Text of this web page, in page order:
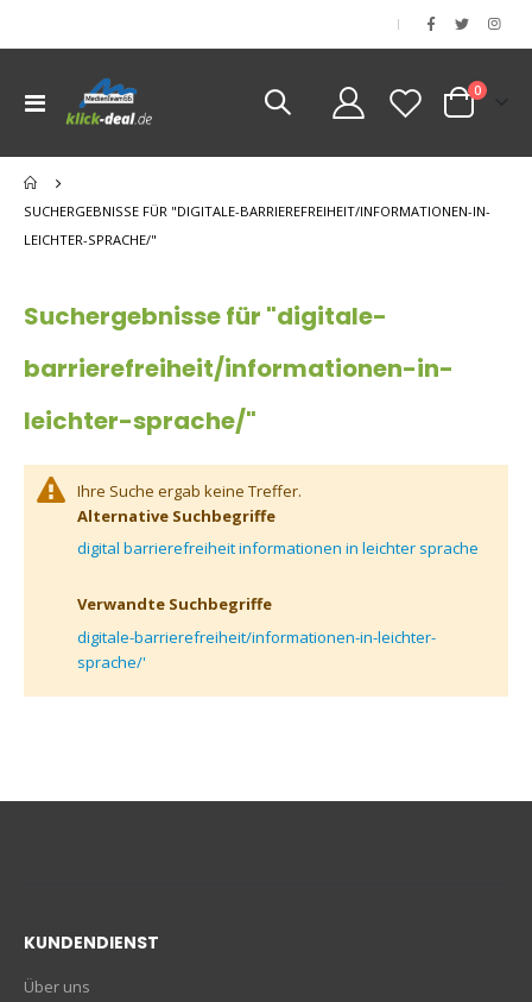
|
Navigation
umschalten
Cart
0Artikel
SUCHERGEBNISSE FÜR "DIGITALE-BARRIEREFREIHEIT/INFORMATIONEN-IN-
LEICHTER-SPRACHE/"
Suchergebnisse für "digitale-
barrierefreiheit/informationen-in-
leichter-sprache/"
Ihre Suche ergab keine Treffer.
Alternative Suchbegriffe
digital barrierefreiheit informationen in leichter sprache
Verwandte Suchbegriffe
digitale-barrierefreiheit/informationen-in-leichter-
sprache/'
KUNDENDIENST
Über uns